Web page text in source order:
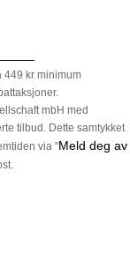
449 kr minimum
mbH med
tilbud. Dette samtykket
via "Meld deg av